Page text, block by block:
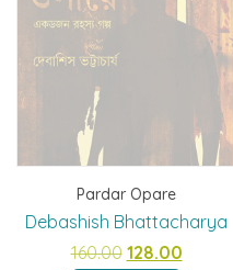
Pardar Opare
Debashish Bhattacharya
160.00 Original
128.00Current